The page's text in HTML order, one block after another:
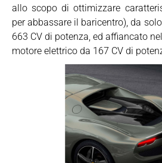
allo scopo di ottimizzare
per abbassare il baricentro), da
663 CV di potenza, ed affiancato
motore elettrico da 167 CV di